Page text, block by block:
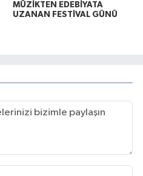
MÜZİKTEN EDEBİYATA
UZANAN FESTİVAL GÜNÜ